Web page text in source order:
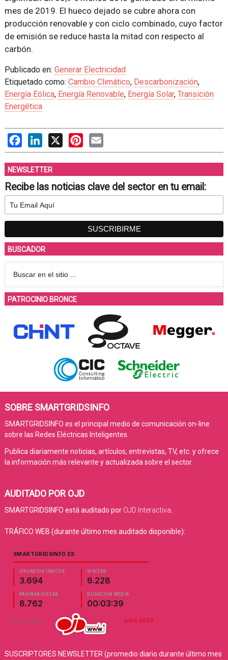
mes de 2019. El hueco dejado se cubre ahora con
producción renovable y con ciclo combinado, cuyo factor
de emisión se reduce hasta la mitad con respecto al
carbón.
Publicado en: Generar Electricidad
Etiquetado como: Cambio Climático, Descarbonización,
Energía Eólica, Energía Renovable, Energía Solar, Transición
Energética
FacebookLinkedIn Pinterest
NEWSLETTER
Recibe las noticias clave del sector en tu email:
BUSCADOR
PATROCINIO BRONCE
SOBRE SMARTGRIDSINFO
SMARTGRIDSINFO es el principal medio de comunicación on-line
sobre las Redes Eléctricas Inteligentes.
Publica diariamente noticias, artículos, entrevistas, TV, etc. y ofrece
la información más relevante y actualizada sobre el sector.
AUDITADO POR OJD
SMARTGRIDSINFO está auditado por OJD Interactiva
TRÁFICO WEB (durante último mes auditado disponible):
SUSCRIPTORES NEWSLETTER (promedio diario durante último mes